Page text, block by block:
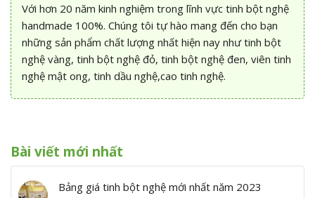
Với hơn 20 năm kinh nghiệm trong lĩnh vực tinh bột nghệ
handmade 100%. Chúng tôi tự hào mang đến cho bạn
những sản phẩm chất lượng nhất hiện nay như tinh bột
nghệ vàng, tinh bột nghệ đỏ, tinh bột nghệ đen, viên tinh
nghệ mật ong, tinh dầu nghệ,cao tinh nghệ.
Bài viết mới nhất
Bảng giá tinh bột nghệ mới nhất năm 2023